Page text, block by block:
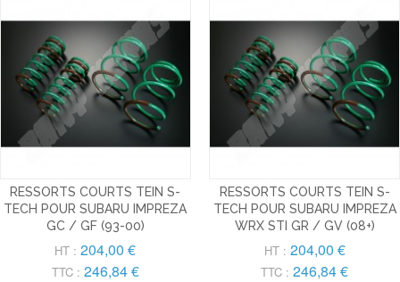
RESSORTS COURTS TEIN S-
TECH POUR SUBARU IMPREZA
GC / GF (93-00)
HT : 204,00 €
TTC : 246,84 €
RESSORTS COURTS TEIN S-
TECH POUR SUBARU IMPREZA
WRX STI GR / GV (08+)
HT : 204,00 €
TTC : 246,84 €